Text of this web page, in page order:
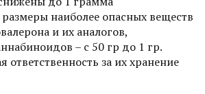
наиболее опасных веществ
и их аналогов,
– с 50 гр до 1 гр.
ответственность за их хранение